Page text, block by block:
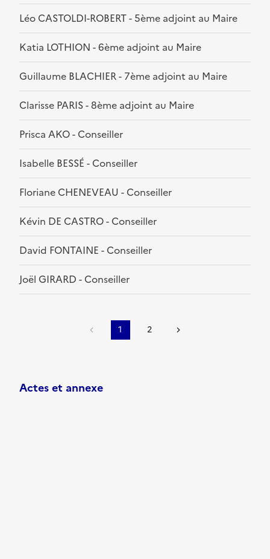
Léo CASTOLDI-ROBERT - 5ème adjoint au Maire
Katia LOTHION - 6ème adjoint au Maire
Guillaume BLACHIER - 7ème adjoint au Maire
Clarisse PARIS - 8ème adjoint au Maire
Prisca AKO - Conseiller
Isabelle BESSÉ - Conseiller
Floriane CHENEVEAU - Conseiller
Kévin DE CASTRO - Conseiller
David FONTAINE - Conseiller
Joël GIRARD - Conseiller
1 2
Actes et annexe